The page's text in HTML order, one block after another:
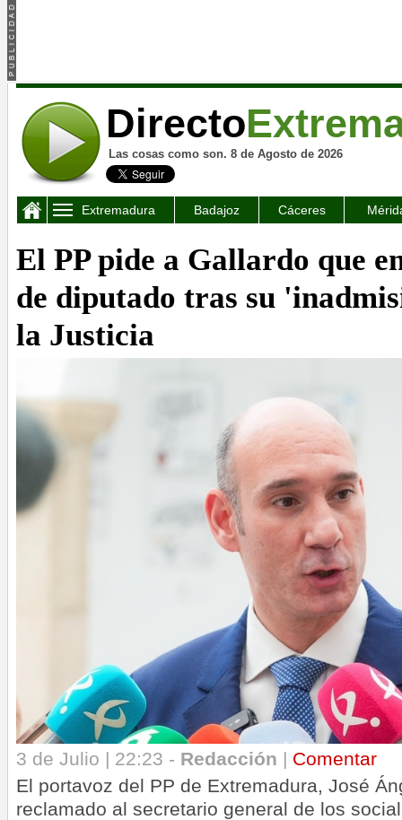
Directo
Las cosas como son. 8 de Agosto de 2026
Extremadura Badajoz Cáceres
El PP pide a Gallardo que
de diputado tras su
la Justicia
3 de Julio | 22:23 - Redacción | Comentar
El portavoz del PP de Extremadura, José
reclamado al secretario general de los